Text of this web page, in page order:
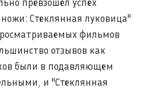
превзошел успех
Стеклянная луковица"
фильмов
отзывов как
были в подавляющем
и "Стеклянная